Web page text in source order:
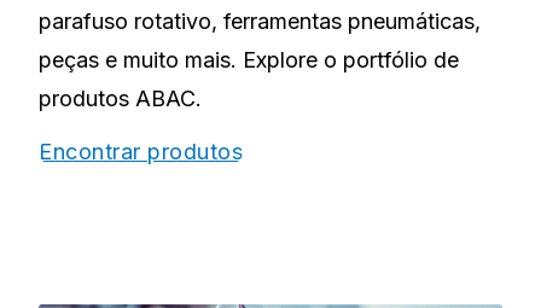
parafuso rotativo, ferramentas pneumáticas,
peças e muito mais. Explore o portfólio de
produtos ABAC.
Encontrar produtos